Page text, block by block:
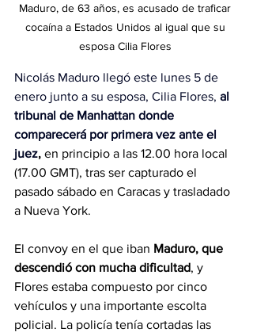
Maduro, de 63 años, es acusado de traficar
cocaína a Estados Unidos al igual que su
esposa Cilia Flores
Nicolás Maduro llegó este lunes 5 de
enero junto a su esposa, Cilia Flores, al
tribunal de Manhattan donde
comparecerá por primera vez ante el
juez, en principio a las 12.00 hora local
(17.00 GMT), tras ser capturado el
pasado sábado en Caracas y trasladado
a Nueva York.
El convoy en el que iban Maduro, que
descendió con mucha dificultad, y
Flores estaba compuesto por cinco
vehículos y una importante escolta
policial. La policía tenía cortadas las